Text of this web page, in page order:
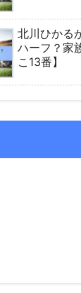
北川ひかる
ハーフ？家
こ13番】